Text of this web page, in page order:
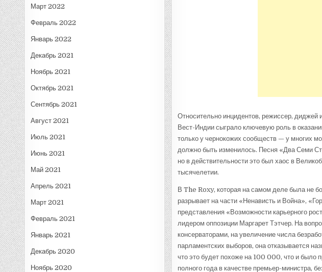
Март 2022
Февраль 2022
Январь 2022
Декабрь 2021
Ноябрь 2021
Октябрь 2021
Сентябрь 2021
Август 2021
Июль 2021
Июнь 2021
Май 2021
Апрель 2021
Март 2021
Февраль 2021
Январь 2021
Декабрь 2020
Ноябрь 2020
Относительно инцидентов, режиссер,
Вест-Индии сыграло ключевую роль в
только у чернокожих сообществ — у многих
должно быть изменилось. Песня «Два Семи
но в действительности это был хаос в
тысячелетии.
В The Roxy, которая на самом деле была не
разрывает на части «Ненависть и Война»,
представления «Возможности карьерного
лидером оппозиции Маргарет Тэтчер. На
консерваторами, на увеличение числа
парламентских выборов, она отказывается
что это будет похоже на 100 000, что и было
полного года в качестве премьер-министра,